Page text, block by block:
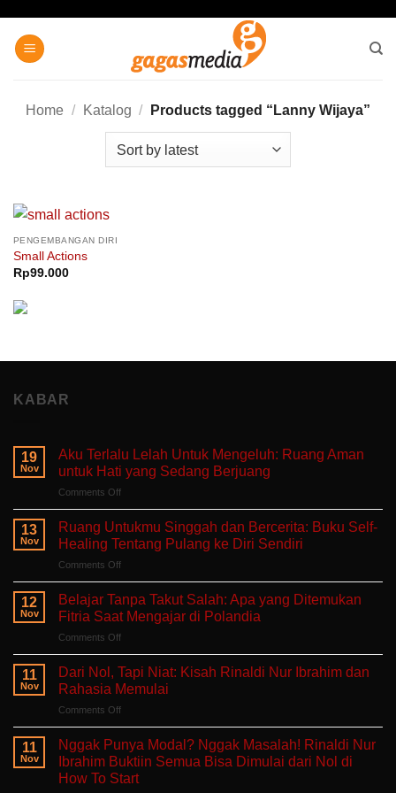
content
Home / Katalog / Products tagged “Lanny Wijaya”
PENGEMBANGAN DIRI
Small Actions
Rp99.000
KABAR
19
Nov
Aku Terlalu Lelah Untuk Mengeluh: Ruang Aman
untuk Hati yang Sedang Berjuang
Comments Offon
Terlalu
Untuk
Mengeluh:
Ruang
Aman
untuk
Sedang
Berjuang
13
Nov
Ruang Untukmu Singgah dan Bercerita: Buku Self-
Healing Tentang Pulang ke Diri Sendiri
Comments Offon
Untukmu
Singgah
dan
Bercerita:
Buku
Self-
Healing
ke
Diri
Sendiri
12
Nov
Belajar Tanpa Takut Salah: Apa yang Ditemukan
Fitria Saat Mengajar di Polandia
Comments Offon
Tanpa
Takut
Salah:
Apa
yang
Ditemukan
Fitria
Saat
Mengajar
11
Nov
Dari Nol, Tapi Niat: Kisah Rinaldi Nur Ibrahim dan
Rahasia Memulai
Comments Offon
Tapi
Niat:
Kisah
11
Nov
Nggak Punya Modal? Nggak Masalah! Rinaldi Nur
Ibrahim Buktiin Semua Bisa Dimulai dari Nol di
How To Start